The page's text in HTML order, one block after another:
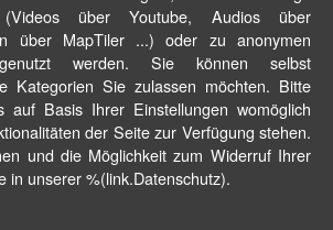
über Youtube, Audios über
über MapTiler ...) oder zu anonymen
genutzt werden. Sie können selbst
Kategorien Sie zulassen möchten. Bitte
auf Basis Ihrer Einstellungen womöglich
der Seite zur Verfügung stehen.
und die Möglichkeit zum Widerruf Ihrer
in unserer %(link.Datenschutz).